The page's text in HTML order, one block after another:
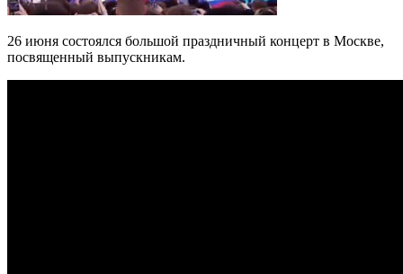
26 июня состоялся большой праздничный концерт в Москве,
посвященный выпускникам.